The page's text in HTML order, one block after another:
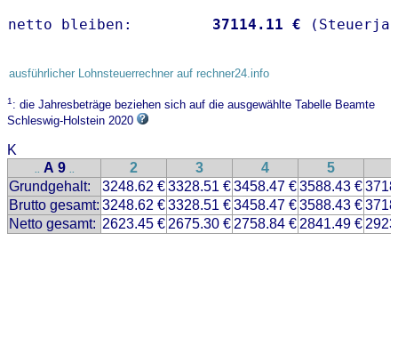
netto bleiben: 37114.11 €
ausführlicher Lohnsteuerrechner auf rechner24.info
1: die Jahresbeträge beziehen sich auf die ausgewählte Tabelle Beamte
Schleswig-Holstein 2020
K
.. A 9 .. 2 3 4 5
Grundgehalt:
3248.62 €3328.51 €3458.47 €3588.43 €
Brutto gesamt: 3248.62 €3328.51 €3458.47 €3588.43 €
Netto gesamt: 2623.45 € 2675.30 € 2758.84 € 2841.49 €